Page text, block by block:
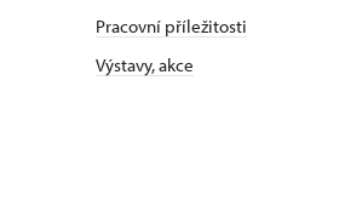
Pracovní příležitosti
Výstavy, akce